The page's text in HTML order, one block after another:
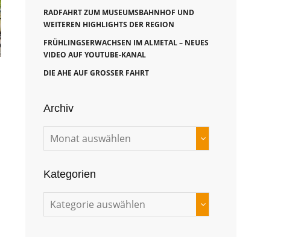
RADFAHRT ZUM MUSEUMSBAHNHOF UND
WEITEREN HIGHLIGHTS DER REGION
FRÜHLINGSERWACHSEN IM ALMETAL – NEUES
VIDEO AUF YOUTUBE-KANAL
DIE AHE AUF GROSSER FAHRT
Archiv
Kategorien